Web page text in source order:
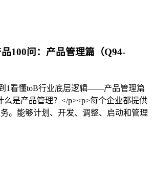
品100问：产品管理篇（Q94-
1看懂toB行业底层逻辑——产品管理篇
么是产品管理？</p><p>每个企业都提供
。能够计划、开发、调整、启动和管理